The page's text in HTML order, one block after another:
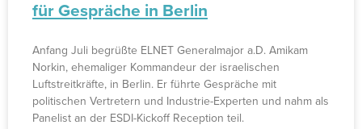
für Gespräche in Berlin
Anfang Juli begrüßte ELNET Generalmajor a.D. Amikam
Norkin, ehemaliger Kommandeur der israelischen
Luftstreitkräfte, in Berlin. Er führte Gespräche mit
politischen Vertretern und Industrie-Experten und nahm als
Panelist an der ESDI-Kickoff Reception teil.